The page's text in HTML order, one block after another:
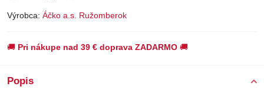
Výrobca: Áčko a.s. Ružomberok
🚚 Pri nákupe nad 39 € doprava ZADARMO 🚚
Popis